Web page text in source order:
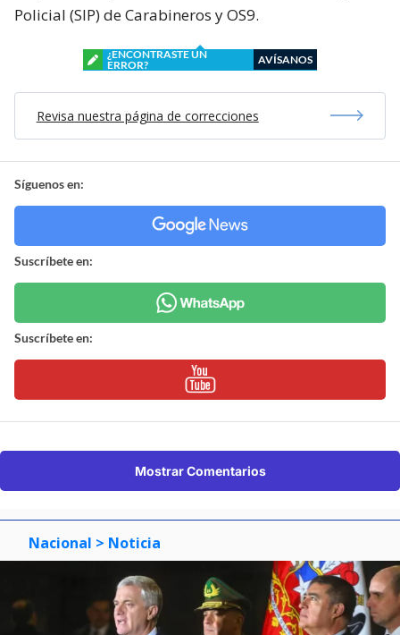
Policial (SIP) de Carabineros y OS9.
¿ENCONTRASTE UN
ERROR?
AVÍSANOS
Revisa nuestra página de correcciones
Síguenos en:
Suscríbete en:
Suscríbete en:
Mostrar Comentarios
Nacional > Noticia